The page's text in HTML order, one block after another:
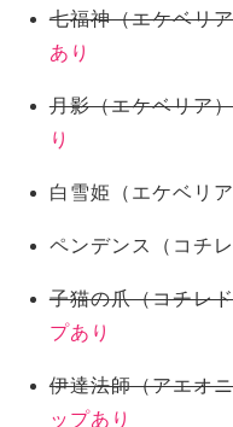
七福神（エケベリ
あり
月影（エケベリア）
り
白雪姫（エケベリア
ペンデンス（コチレ
子猫の爪（コチレ
プあり
伊達法師（アエオ
ップあり